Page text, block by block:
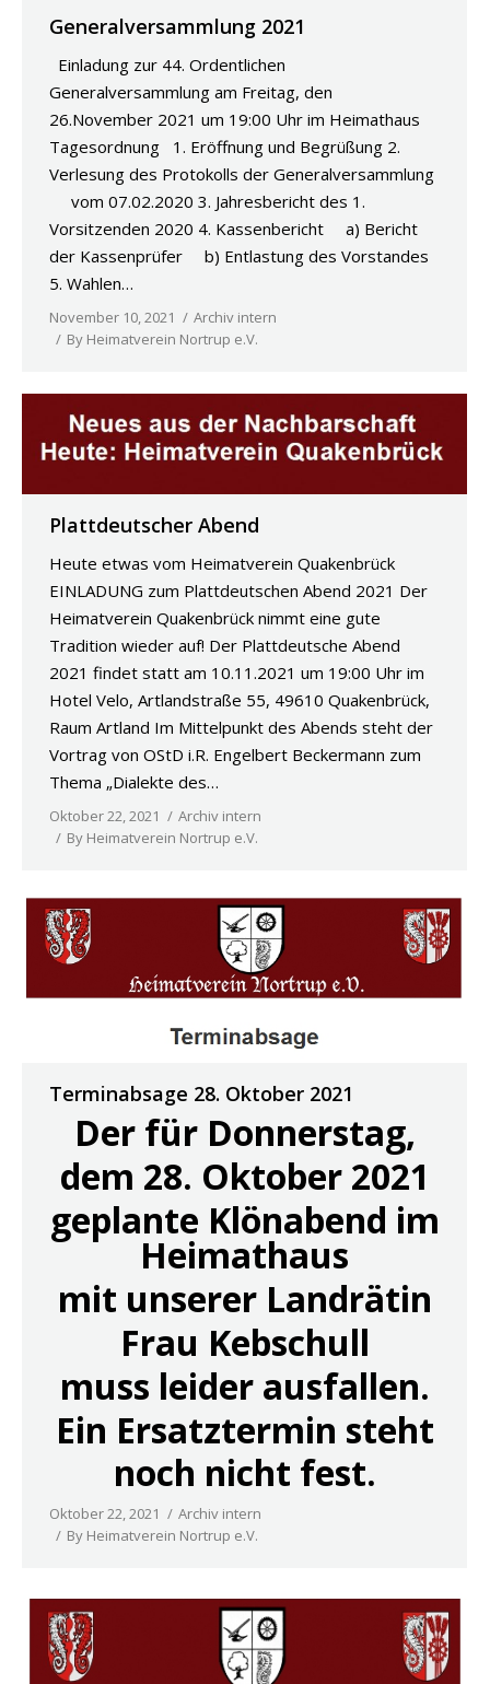
Generalversammlung 2021
Einladung zur 44. Ordentlichen
Generalversammlung am Freitag, den
26.November 2021 um 19:00 Uhr im Heimathaus
Tagesordnung 1. Eröffnung und Begrüßung 2.
Verlesung des Protokolls der Generalversammlung
vom 07.02.2020 3. Jahresbericht des 1.
Vorsitzenden 2020 4. Kassenbericht a) Bericht
der Kassenprüfer b) Entlastung des Vorstandes
5. Wahlen…
November 10, 2021
Archiv intern
By Heimatverein Nortrup e.V.
Plattdeutscher Abend
Heute etwas vom Heimatverein Quakenbrück
EINLADUNG zum Plattdeutschen Abend 2021 Der
Heimatverein Quakenbrück nimmt eine gute
Tradition wieder auf! Der Plattdeutsche Abend
2021 findet statt am 10.11.2021 um 19:00 Uhr im
Hotel Velo, Artlandstraße 55, 49610 Quakenbrück,
Raum Artland Im Mittelpunkt des Abends steht der
Vortrag von OStD i.R. Engelbert Beckermann zum
Thema „Dialekte des…
Oktober 22, 2021
Archiv intern
By Heimatverein Nortrup e.V.
Terminabsage 28. Oktober 2021
Der für Donnerstag,
dem 28. Oktober 2021
geplante Klönabend im
Heimathaus
mit unserer Landrätin
Frau Kebschull
muss leider ausfallen.
Ein Ersatztermin steht
noch nicht fest.
Oktober 22, 2021
Archiv intern
By Heimatverein Nortrup e.V.